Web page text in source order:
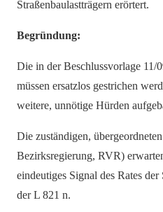
Straßenbaulastträgern erörtert.
Begründung:
Die in der Beschlussvorlage 11/
müssen ersatzlos gestrichen
weitere, unnötige Hürden
Die zuständigen,
Bezirksregierung, RVR)
eindeutiges Signal des Rates
der L 821 n.